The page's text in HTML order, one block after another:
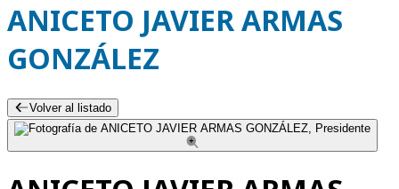
ANICETO JAVIER ARMAS
GONZÁLEZ
Volver al listado